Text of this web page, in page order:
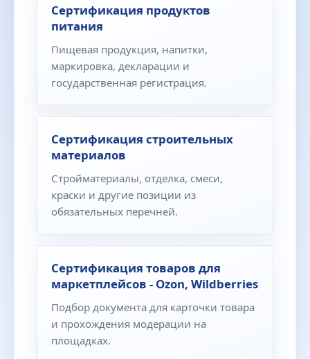
Сертификация продуктов
питания
Пищевая продукция, напитки,
маркировка, декларации и
государственная регистрация.
Сертификация строительных
материалов
Стройматериалы, отделка, смеси,
краски и другие позиции из
обязательных перечней.
Сертификация товаров для
маркетплейсов - Ozon, Wildberries
Подбор документа для карточки товара
и прохождения модерации на
площадках.